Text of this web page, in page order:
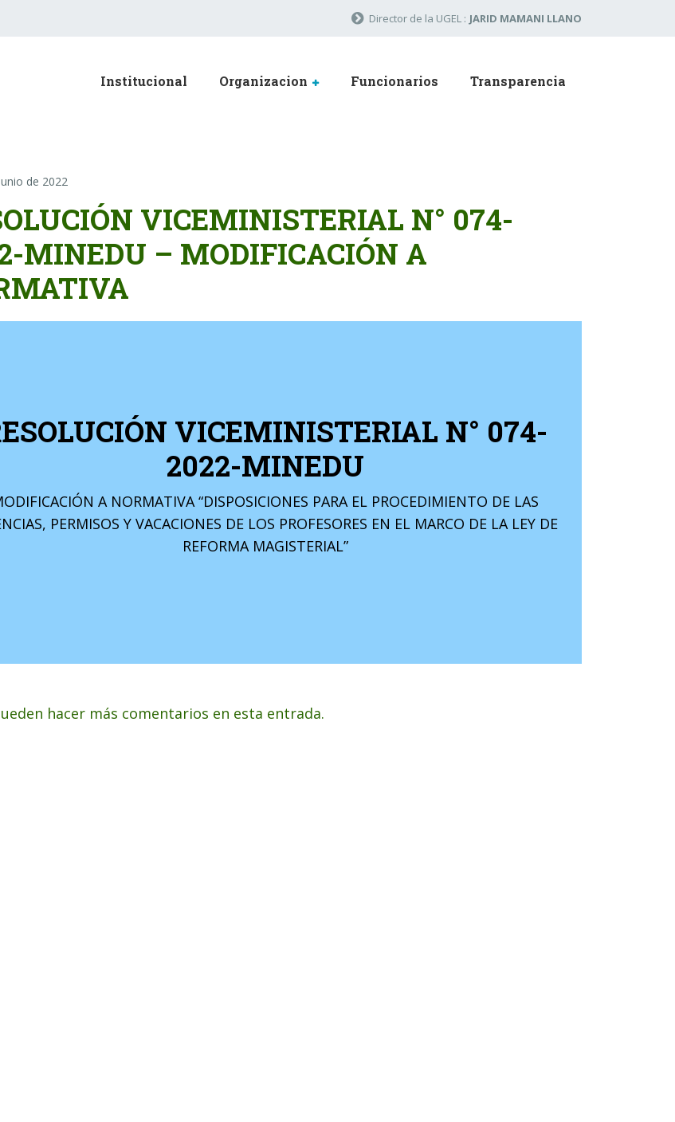
Director de la UGEL : JARID MAMANI LLANO
Institucional Organizacion Funcionarios Transparencia
de 2022
VICEMINISTERIAL N° 074-
MINEDU – MODIFICACIÓN A
VICEMINISTERIAL N° 074-
2022-MINEDU
A NORMATIVA “DISPOSICIONES PARA EL PROCEDIMIENTO DE LAS
PERMISOS Y VACACIONES DE LOS PROFESORES EN EL MARCO DE LA LEY DE
REFORMA MAGISTERIAL”
hacer más comentarios en esta entrada.